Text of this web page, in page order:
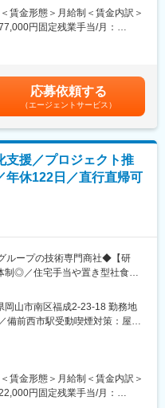
電気設備や制御システムの設計
線部材などの製作を行いま
規模に応じて、社内で対応する
る場合がございます。
行い、正常に動作するかを確認
へ設備をお引き渡しいたしま
安全管理に加え、工事に必要
算）業務など、施工計画から
スが中心で、現場ごとに異なる
が求められます。
品質の両立を目指した現場づ
現場管理まで、施工管理業務
、積算、図面作成など、幅広
にわたる現場拘束はほとんど
スが中心です。土日に勤務が発
体制を整えています。
＞
やスキルを考慮し、適切な役職
賃金形態＞月給制＜賃金内訳＞
円固定残業手当/月：
。 入社後の役職については、
考慮し、適切なポジションを
（昨年6月実績）■賞与：年2回
～7.2ヶ月分）賃金はあくまで
て上下する可能性があります。
です。
応募依頼する
（エージェントサービス）
支援／プロジェクト推
休122日／直行直帰可
ループの技術専門商社◆【研
制◎／住宅手当や置き型社食等
後成長していくための柱の一
向けた取り組みを進めていま
巻く環境は大きく変化してお
データ活用といったデジタル
岡山市南区福成2-23-18 勤務地
備前西市駅受動喫煙対策：屋内
事業所（リモートワーク含
賃金形態＞月給制＜賃金内訳＞
円固定残業手当/月：